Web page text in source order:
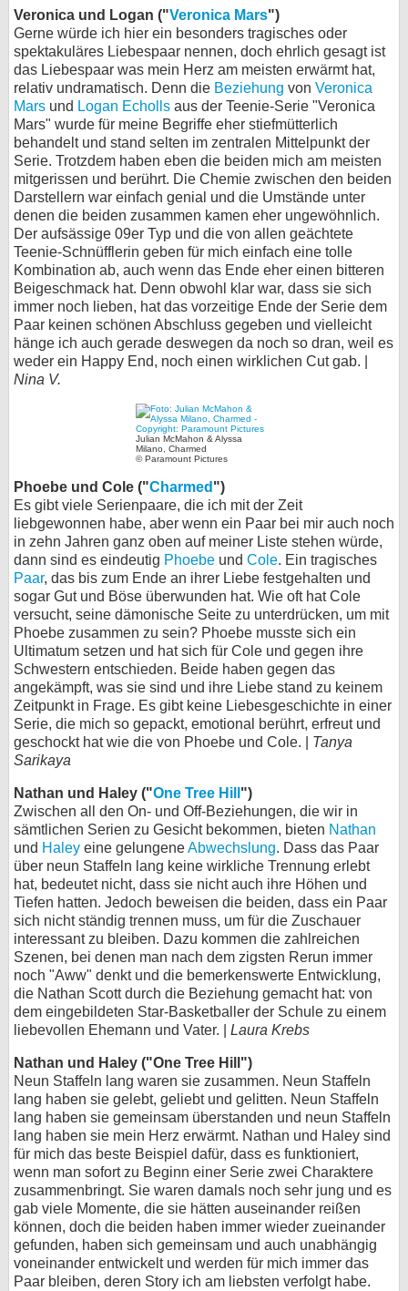
Veronica und Logan ("Veronica Mars")
Gerne würde ich hier ein besonders tragisches oder
spektakuläres Liebespaar nennen, doch ehrlich gesagt ist
das Liebespaar was mein Herz am meisten erwärmt hat,
relativ undramatisch. Denn die Beziehung von Veronica
Mars und Logan Echolls aus der Teenie-Serie "Veronica
Mars" wurde für meine Begriffe eher stiefmütterlich
behandelt und stand selten im zentralen Mittelpunkt der
Serie. Trotzdem haben eben die beiden mich am meisten
mitgerissen und berührt. Die Chemie zwischen den beiden
Darstellern war einfach genial und die Umstände unter
denen die beiden zusammen kamen eher ungewöhnlich.
Der aufsässige 09er Typ und die von allen geächtete
Teenie-Schnüfflerin geben für mich einfach eine tolle
Kombination ab, auch wenn das Ende eher einen bitteren
Beigeschmack hat. Denn obwohl klar war, dass sie sich
immer noch lieben, hat das vorzeitige Ende der Serie dem
Paar keinen schönen Abschluss gegeben und vielleicht
hänge ich auch gerade deswegen da noch so dran, weil es
weder ein Happy End, noch einen wirklichen Cut gab. |
Nina V.
Julian McMahon & Alyssa
Milano, Charmed
© Paramount Pictures
Phoebe und Cole ("Charmed ")
Es gibt viele Serienpaare, die ich mit der Zeit
liebgewonnen habe, aber wenn ein Paar bei mir auch noch
in zehn Jahren ganz oben auf meiner Liste stehen würde,
dann sind es eindeutig Phoebe und Cole. Ein tragisches
Paar, das bis zum Ende an ihrer Liebe festgehalten und
sogar Gut und Böse überwunden hat. Wie oft hat Cole
versucht, seine dämonische Seite zu unterdrücken, um mit
Phoebe zusammen zu sein? Phoebe musste sich ein
Ultimatum setzen und hat sich für Cole und gegen ihre
Schwestern entschieden. Beide haben gegen das
angekämpft, was sie sind und ihre Liebe stand zu keinem
Zeitpunkt in Frage. Es gibt keine Liebesgeschichte in einer
Serie, die mich so gepackt, emotional berührt, erfreut und
geschockt hat wie die von Phoebe und Cole. | Tanya
Sarikaya
Nathan und Haley ("One Tree Hill ")
Zwischen all den On- und Off-Beziehungen, die wir in
sämtlichen Serien zu Gesicht bekommen, bieten Nathan
und Haley eine gelungeneAbwechslung. Dass das Paar
über neun Staffeln lang keine wirkliche Trennung erlebt
hat, bedeutet nicht, dass sie nicht auch ihre Höhen und
Tiefen hatten. Jedoch beweisen die beiden, dass ein Paar
sich nicht ständig trennen muss, um für die Zuschauer
interessant zu bleiben. Dazu kommen die zahlreichen
Szenen, bei denen man nach dem zigsten Rerun immer
noch "Aww" denkt und die bemerkenswerte Entwicklung,
die Nathan Scott durch die Beziehung gemacht hat: von
dem eingebildeten Star-Basketballer der Schule zu einem
liebevollen Ehemann und Vater. | Laura Krebs
Nathan und Haley ("One Tree Hill")
Neun Staffeln lang waren sie zusammen. Neun Staffeln
lang haben sie gelebt, geliebt und gelitten. Neun Staffeln
lang haben sie gemeinsam überstanden und neun Staffeln
lang haben sie mein Herz erwärmt. Nathan und Haley sind
für mich das beste Beispiel dafür, dass es funktioniert,
wenn man sofort zu Beginn einer Serie zwei Charaktere
zusammenbringt. Sie waren damals noch sehr jung und es
gab viele Momente, die sie hätten auseinander reißen
können, doch die beiden haben immer wieder zueinander
gefunden, haben sich gemeinsam und auch unabhängig
voneinander entwickelt und werden für mich immer das
Paar bleiben, deren Story ich am liebsten verfolgt habe.